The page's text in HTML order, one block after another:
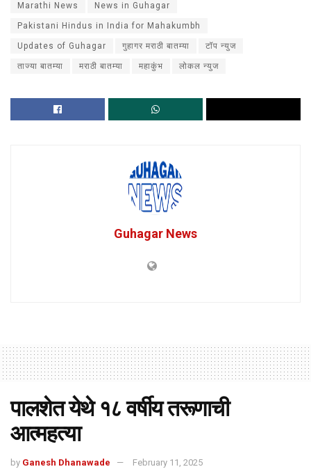
Marathi News News in Guhagar
Pakistani Hindus in India for Mahakumbh
Updates of Guhagar गुहागर मराठी बातम्या टॉप न्युज
ताज्या बातम्या मराठी बातम्या महाकुंभ लोकल न्युज
Guhagar News
पालशेत येथे १८ वर्षीय तरूणाची
आत्महत्या
by Ganesh Dhanawade February 11, 2025